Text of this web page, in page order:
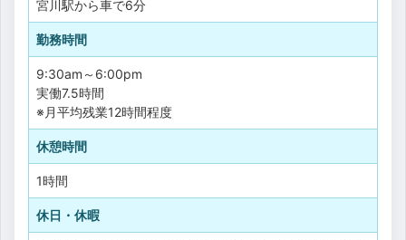
宮川駅から車で6分
勤務時間
9:30am～6:00pm
実働7.5時間
※月平均残業12時間程度
休憩時間
1時間
休日・休暇